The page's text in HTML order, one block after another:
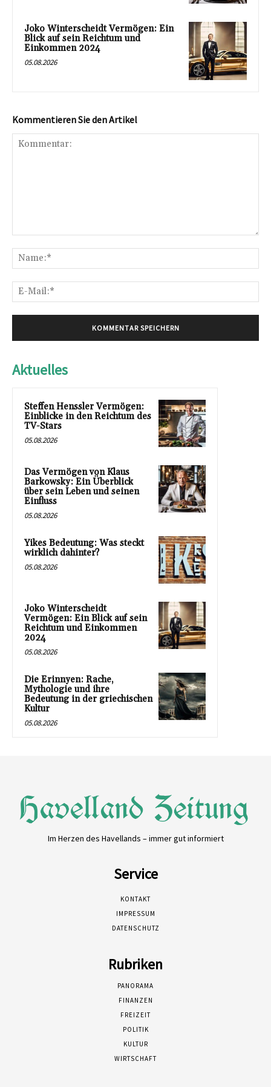
Joko Winterscheidt Vermögen: Ein
Blick auf sein Reichtum und
Einkommen 2024
05.08.2026
Kommentieren Sie den Artikel
Aktuelles
Steffen Henssler Vermögen:
Einblicke in den Reichtum des
TV-Stars
05.08.2026
Das Vermögen von Klaus
Barkowsky: Ein Überblick
über sein Leben und seinen
Einfluss
05.08.2026
Yikes Bedeutung: Was steckt
wirklich dahinter?
05.08.2026
Joko Winterscheidt
Vermögen: Ein Blick auf sein
Reichtum und Einkommen
2024
05.08.2026
Die Erinnyen: Rache,
Mythologie und ihre
Bedeutung in der griechischen
Kultur
05.08.2026
Im Herzen des Havellands – immer gut informiert
Service
KONTAKT
IMPRESSUM
DATENSCHUTZ
Rubriken
PANORAMA
FINANZEN
FREIZEIT
POLITIK
KULTUR
WIRTSCHAFT